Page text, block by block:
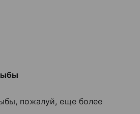
пожалуй, еще более